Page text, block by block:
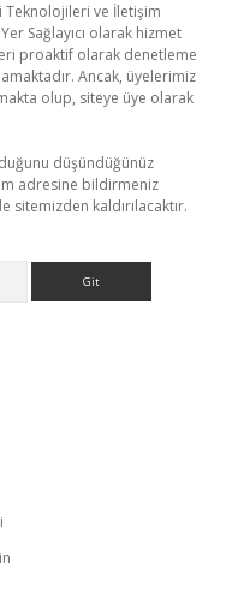
Teknolojileri ve İletişim
Sağlayıcı olarak hizmet
proaktif olarak denetleme
Ancak, üyelerimiz
olup, siteye üye olarak
düşündüğünüz
adresine bildirmeniz
kaldırılacaktır.